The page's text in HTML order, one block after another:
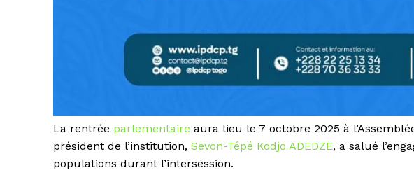
La rentrée parlementaire aura lieu le 7 octobre 2025 à
président de l’institution, Sevon-Tépé Kodjo ADEDZE, a salué
populations durant l’intersession.